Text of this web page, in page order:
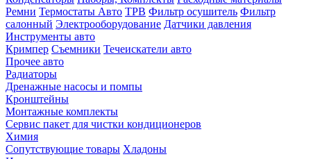
Ремни Термостаты Авто ТРВ Фильтр осушитель Фильтр
салонный Электрооборудование Датчики давления
Инструменты авто
Кримпер Съемники Течеискатели авто
Прочее авто
Радиаторы
Дренажные насосы и помпы
Кронштейны
Монтажные комплекты
Сервис пакет для чистки кондиционеров
Химия
Сопутствующие товары Хладоны